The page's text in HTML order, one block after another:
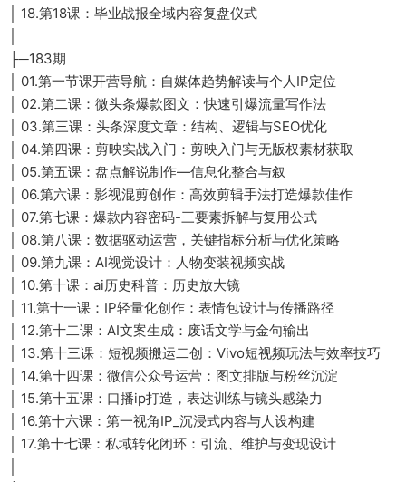
│ 18.第18课：毕业战报全域内容复盘仪式
├─183期
│ 01.第一节课开营导航：自媒体趋势解读与个人IP定位
│ 02.第二课：微头条爆款图文：快速引爆流量写作法
│ 03.第三课：头条深度文章：结构、逻辑与SEO优化
│ 04.第四课：剪映实战入门：剪映入门与无版权素材获取
│ 05.第五课：盘点解说制作—信息化整合与叙
│ 06.第六课：影视混剪创作：高效剪辑手法打造爆款佳作
│ 07.第七课：爆款内容密码-三要素拆解与复用公式
│ 08.第八课：数据驱动运营，关键指标分析与优化策略
│ 09.第九课：AI视觉设计：人物变装视频实战
│ 10.第十课：ai历史科普：历史放大镜
│ 11.第十一课：IP轻量化创作：表情包设计与传播路径
│ 12.第十二课：AI文案生成：废话文学与金句输出
│ 13.第十三课：短视频搬运二创：Vivo短视频玩法与效率技巧
│ 14.第十四课：微信公众号运营：图文排版与粉丝沉淀
│ 15.第十五课：口播ip打造，表达训练与镜头感染力
│ 16.第十六课：第一视角IP_沉浸式内容与人设构建
│ 17.第十七课：私域转化闭环：引流、维护与变现设计